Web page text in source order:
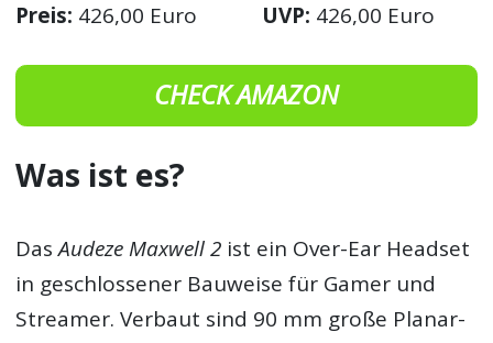
Preis: 426,00 Euro UVP: 426,00 Euro
CHECK AMAZON
Was ist es?
DasAudeze Maxwell 2 ist ein Over-Ear Headset
in geschlossener Bauweise für Gamer und
Streamer. Verbaut sind 90 mm große Planar-